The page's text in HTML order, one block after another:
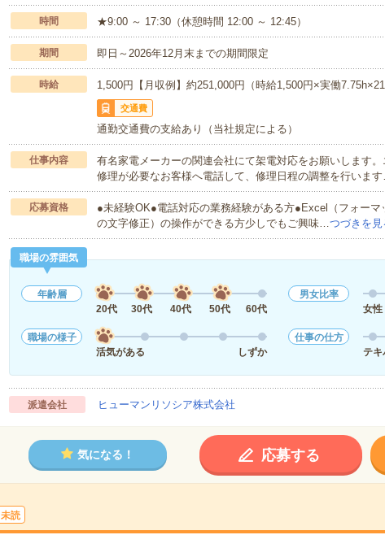
時間 ★9:00 ～ 17:30（休憩時間 12:00 ～ 12:45）
期間 即日～2026年12月末までの期間限定
時給 1,500円【月収例】約251,000円（時給1,500円×実働
交通費
通勤交通費の支給あり（当社規定による）
仕事内容
有名家電メーカーの関連会社にて架電対応をお願いします
修理が必要なお客様へ電話して、修理日程の調整を行いま
応募資格
●未経験OK●電話対応の業務経験がある方●Excel（フォー
の文字修正）の操作ができる方少しでもご興味…つづきを見
職場の雰囲気
年齢層
20代
30代 40代 50代 60代
男女比率
女性
職場の様子
活気がある
しずか
仕事の仕方
テキ
派遣会社 ヒューマンリソシア株式会社
気になる！ 応募する
未読